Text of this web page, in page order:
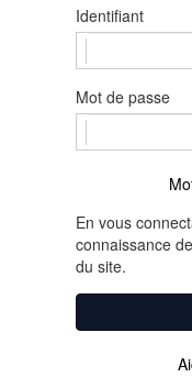
Identifiant
Mot de passe
En vous
connaissance
du site.